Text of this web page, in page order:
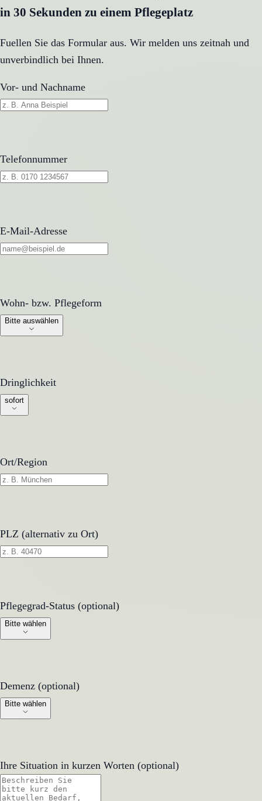
in 30 Sekunden zu einem Pflegeplatz
Fuellen Sie das Formular aus. Wir melden uns zeitnah und
unverbindlich bei Ihnen.
Vor- und Nachname
Telefonnummer
E-Mail-Adresse
Wohn- bzw. Pflegeform
Wohn- bzw. Pflegeform
Bitte auswählen
Dringlichkeit
Dringlichkeit
sofort
Ort/Region
PLZ (alternativ zu Ort)
Pflegegrad-Status (optional)
Pflegegrad-Status (optional)
Bitte wählen
Demenz (optional)
Demenz (optional)
Bitte wählen
Ihre Situation in kurzen Worten (optional)